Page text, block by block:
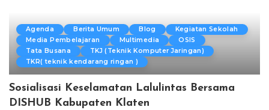
Agenda Berita Umum Blog
Kegiatan Sekolah
Media Pembelajaran
Multimedia
OSIS
Tata Busana
TKJ (Teknik Komputer Jaringan)
TKR( teknik kendarang ringan )
Sosialisasi Keselamatan Lalulintas Bersama
DISHUB Kabupaten Klaten